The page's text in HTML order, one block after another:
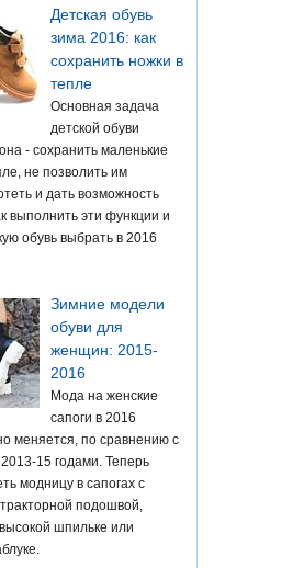
Детская обувь
зима 2016: как
сохранить ножки в
тепле
Основная задача
детской обуви
- сохранить маленькие
не позволить им
и дать возможность
выполнить эти функции и
обувь выбрать в 2016
Зимние модели
обуви для
женщин: 2015-
2016
Мода на женские
сапоги в 2016
меняется, по сравнению с
15 годами. Теперь
модницу в сапогах с
подошвой,
шпильке или